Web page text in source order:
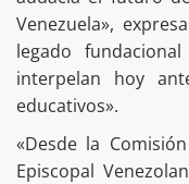
Venezuela»,
legado
interpelan hoy
educativos».
«Desde la
Episcopal